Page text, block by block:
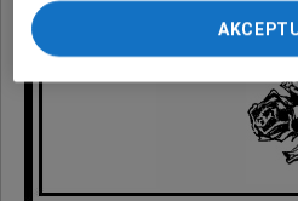
ponownie wywołując narzędzie
preferencjami dot.
odnośnik „Ustawienia
przechodząc do sekcji
Zmiana ustawień plików cookie
pomocą ustawień przeglądarki.
My, nasi Zaufani Partnerzy i